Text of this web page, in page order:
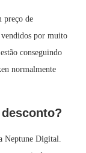
preço de
vendidos por muito
conseguindo
normalmente
Neptune Digital.